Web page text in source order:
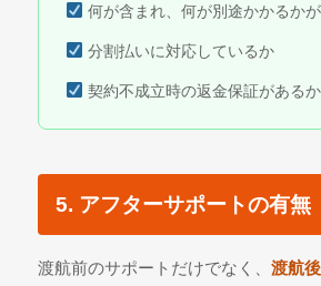
何が含まれ、何が別途かかるか
分割払いに対応しているか
契約不成立時の返金保証があるか
5. アフターサポートの有無
渡航前のサポートだけでなく、渡航